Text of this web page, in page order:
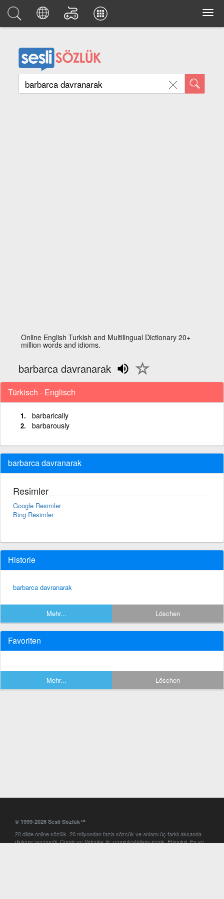
Online English Turkish and Multilingual Dictionary 20+
million words and idioms.
barbarca davranarak
Türkisch - Englisch
barbarically
barbarously
barbarca davranarak
Resimler
Google Resimler
Bing Resimler
Historie
barbarca davranarak
Mehr... Löschen
Favoriten
Mehr... Löschen
© 1999-2026 Sesli Sözlük™
20 dilde online sözlük. 20 milyondan fazla sözcük ve anlamı üç farklı aksanda
dinleme seçeneği. Cümle ve Videolar ile zenginleştirilmiş içerik. Etimoloji, Eş ve